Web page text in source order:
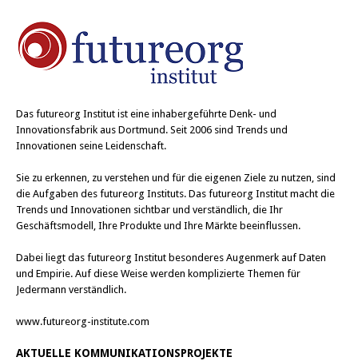
Das futureorg Institut ist eine inhabergeführte Denk- und
Innovationsfabrik aus Dortmund. Seit 2006 sind Trends und
Innovationen seine Leidenschaft.
Sie zu erkennen, zu verstehen und für die eigenen Ziele zu nutzen, sind
die Aufgaben des futureorg Instituts. Das futureorg Institut macht die
Trends und Innovationen sichtbar und verständlich, die Ihr
Geschäftsmodell, Ihre Produkte und Ihre Märkte beeinflussen.
Dabei liegt das futureorg Institut besonderes Augenmerk auf Daten
und Empirie. Auf diese Weise werden komplizierte Themen für
Jedermann verständlich.
www.futureorg-institute.com
AKTUELLE KOMMUNIKATIONSPROJEKTE